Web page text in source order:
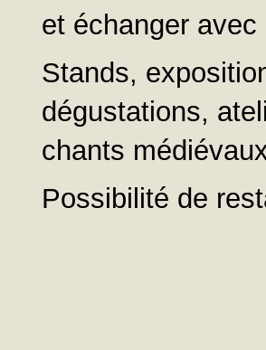
et échanger avec
Stands,
dégustations,
chants
Possibilité de